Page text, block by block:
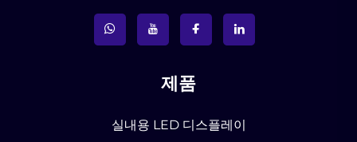
제품
실내용 LED 디스플레이